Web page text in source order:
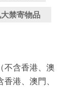
禁寄物品
不含香港、澳
港、澳門、